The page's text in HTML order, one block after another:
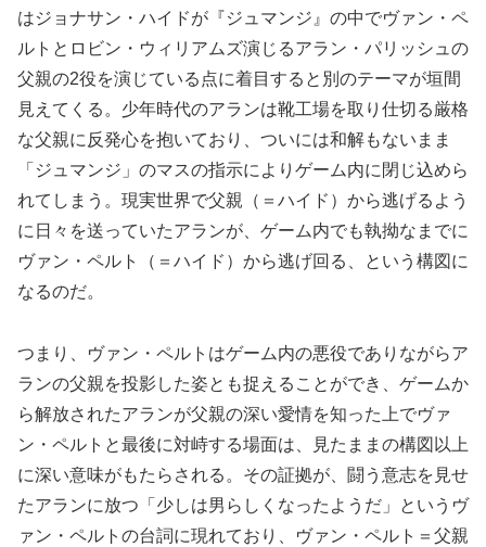
はジョナサン・ハイドが『ジュマンジ』の中でヴァン・ペ
ルトとロビン・ウィリアムズ演じるアラン・パリッシュの
父親の2役を演じている点に着目すると別のテーマが垣間
見えてくる。少年時代のアランは靴工場を取り仕切る厳格
な父親に反発心を抱いており、ついには和解もないまま
「ジュマンジ」のマスの指示によりゲーム内に閉じ込めら
れてしまう。現実世界で父親（＝ハイド）から逃げるよう
に日々を送っていたアランが、ゲーム内でも執拗なまでに
ヴァン・ペルト（＝ハイド）から逃げ回る、という構図に
なるのだ。
つまり、ヴァン・ペルトはゲーム内の悪役でありながらア
ランの父親を投影した姿とも捉えることができ、ゲームか
ら解放されたアランが父親の深い愛情を知った上でヴァ
ン・ペルトと最後に対峙する場面は、見たままの構図以上
に深い意味がもたらされる。その証拠が、闘う意志を見せ
たアランに放つ「少しは男らしくなったようだ」というヴ
ァン・ペルトの台詞に現れており、ヴァン・ペルト＝父親